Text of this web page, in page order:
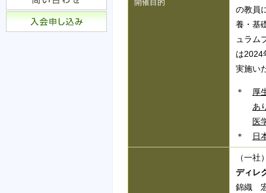
開催目的
の教員
養・基
ュラム
は2024
実施い
＊ 厚
あ
医
＊
日
（一
ディレ
錦織 宏